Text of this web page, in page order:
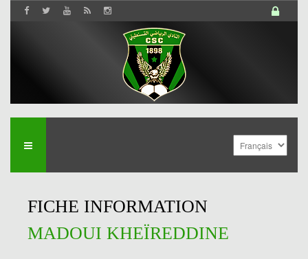
FICHE INFORMATION
MADOUI KHEÏREDDINE